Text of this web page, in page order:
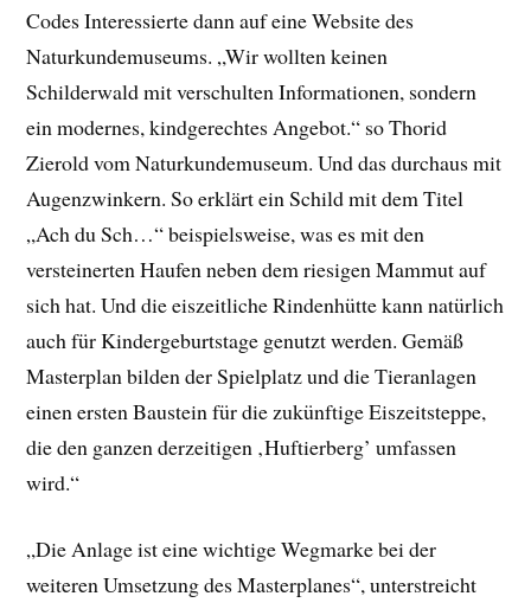
Codes Interessierte dann auf eine Website des
Naturkundemuseums. „Wir wollten keinen
Schilderwald mit verschulten Informationen, sondern
ein modernes, kindgerechtes Angebot.“ so Thorid
Zierold vom Naturkundemuseum. Und das durchaus mit
Augenzwinkern. So erklärt ein Schild mit dem Titel
„Ach du Sch…“ beispielsweise, was es mit den
versteinerten Haufen neben dem riesigen Mammut auf
sich hat. Und die eiszeitliche Rindenhütte kann natürlich
auch für Kindergeburtstage genutzt werden. Gemäß
Masterplan bilden der Spielplatz und die Tieranlagen
einen ersten Baustein für die zukünftige Eiszeitsteppe,
die den ganzen derzeitigen ‚Huftierberg’ umfassen
wird.“
„Die Anlage ist eine wichtige Wegmarke bei der
weiteren Umsetzung des Masterplanes“, unterstreicht